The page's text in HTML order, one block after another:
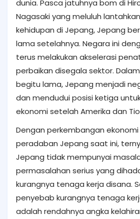
dunia. Pasca jatuhnya bom di
Nagasaki yang meluluh
kehidupan di Jepang, Jepang
lama setelahnya. Negara ini
terus melakukan akselerasi
perbaikan disegala sektor.
begitu lama, Jepang menjadi
dan mendudui posisi ketiga
ekonomi setelah Amerika dan
Dengan perkembangan
peradaban Jepang saat ini,
Jepang tidak mempunyai
permasalahan serius yang
kurangnya tenaga kerja disana.
penyebab kurangnya tenaga
adalah rendahnya angka